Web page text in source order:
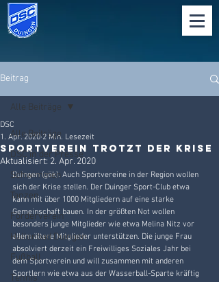
Beitrag
Alle Beiträge
DSC in der Presse
Schwimmen
Tanzen
Förderverein
Hallenbad Duingen
Fußball
Tennis
Alle Beiträge
Sportverein trotzt der Krise
DSC
1. Apr. 2020 2 Min. Lesezeit
Aktualisiert: 2. Apr. 2020
Duingen (gök). Auch Sportvereine in der Region wollen
sich der Krise stellen. Der Duinger Sport-Club etwa
kann mit über 1000 Mitgliedern auf eine starke
Gemeinschaft bauen. In der größten Not wollen
besonders junge Mitglieder wie etwa Melina Nitz vor
allem ältere Mitglieder unterstützen. Die junge Frau
absolviert derzeit ein Freiwilliges Soziales Jahr bei
dem Sportverein und will zusammen mit anderen
Sportlern wie etwa aus der Wasserball-Sparte kräftig